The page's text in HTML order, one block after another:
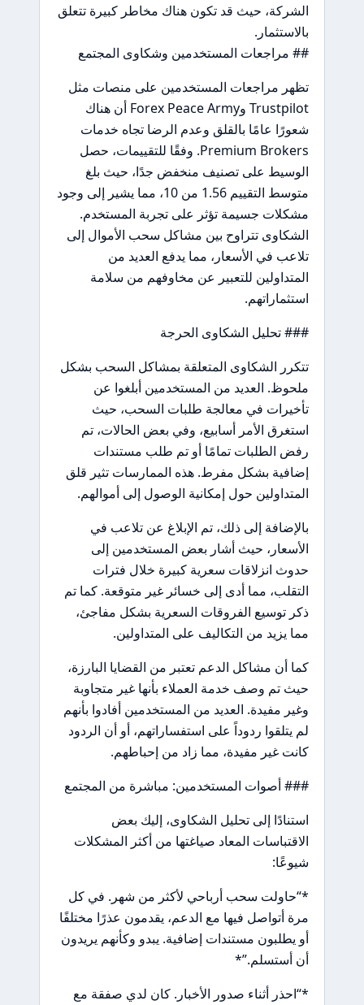
الشركة، حيث قد تكون هناك مخاطر كبيرة تتعلق
بالاستثمار.
## مراجعات المستخدمين وشكاوى المجتمع
تظهر مراجعات المستخدمين على منصات مثل
Trustpilot وForex Peace Army أن هناك
شعورًا عامًا بالقلق وعدم الرضا تجاه خدمات
Premium Brokers. وفقًا للتقييمات، حصل
الوسيط على تصنيف منخفض جدًا، حيث بلغ
متوسط التقييم 1.56 من 10، مما يشير إلى وجود
مشكلات جسيمة تؤثر على تجربة المستخدم.
الشكاوى تتراوح بين مشاكل سحب الأموال إلى
تلاعب في الأسعار، مما يدفع العديد من
المتداولين للتعبير عن مخاوفهم من سلامة
استثماراتهم.
### تحليل الشكاوى الحرجة
تتكرر الشكاوى المتعلقة بمشاكل السحب بشكل
ملحوظ. العديد من المستخدمين أبلغوا عن
تأخيرات في معالجة طلبات السحب، حيث
استغرق الأمر أسابيع، وفي بعض الحالات، تم
رفض الطلبات تمامًا أو تم طلب مستندات
إضافية بشكل مفرط. هذه الممارسات تثير قلق
المتداولين حول إمكانية الوصول إلى أموالهم.
بالإضافة إلى ذلك، تم الإبلاغ عن تلاعب في
الأسعار، حيث أشار بعض المستخدمين إلى
حدوث انزلاقات سعرية كبيرة خلال فترات
التقلب، مما أدى إلى خسائر غير متوقعة. كما تم
ذكر توسيع الفروقات السعرية بشكل مفاجئ،
مما يزيد من التكاليف على المتداولين.
كما أن مشاكل الدعم تعتبر من القضايا البارزة،
حيث تم وصف خدمة العملاء بأنها غير متجاوبة
وغير مفيدة. العديد من المستخدمين أفادوا بأنهم
لم يتلقوا ردوداً على استفساراتهم، أو أن الردود
كانت غير مفيدة، مما زاد من إحباطهم.
### أصوات المستخدمين: مباشرة من المجتمع
استنادًا إلى تحليل الشكاوى، إليك بعض
الاقتباسات المعاد صياغتها من أكثر المشكلات
شيوعًا:
*“حاولت سحب أرباحي لأكثر من شهر. في كل
مرة أتواصل فيها مع الدعم، يقدمون عذرًا مختلفًا
أو يطلبون مستندات إضافية. يبدو وكأنهم يريدون
أن أستسلم.”*
*“احذر أثناء صدور الأخبار. كان لدي صفقة مع